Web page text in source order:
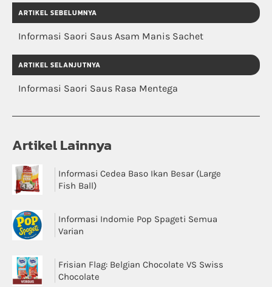
ARTIKEL SEBELUMNYA
Informasi Saori Saus Asam Manis Sachet
ARTIKEL SELANJUTNYA
Informasi Saori Saus Rasa Mentega
Artikel Lainnya
Informasi Cedea Baso Ikan Besar (Large
Fish Ball)
Informasi Indomie Pop Spageti Semua
Varian
Frisian Flag: Belgian Chocolate VS Swiss
Chocolate